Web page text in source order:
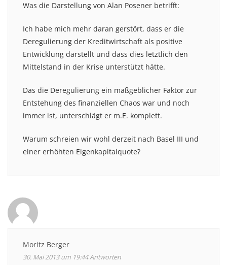
Was die Darstellung von Alan Posener betrifft:
Ich habe mich mehr daran gerstört, dass er die
Deregulierung der Kreditwirtschaft als positive
Entwicklung darstellt und dass dies letztlich den
Mittelstand in der Krise unterstützt hätte.
Das die Deregulierung ein maßgeblicher Faktor zur
Entstehung des finanziellen Chaos war und noch
immer ist, unterschlägt er m.E. komplett.
Warum schreien wir wohl derzeit nach Basel III und
einer erhöhten Eigenkapitalquote?
Moritz Berger
30. Mai 2013 um 19:44Antworten